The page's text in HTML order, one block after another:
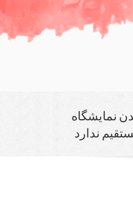
نمایشگاه
ندارد